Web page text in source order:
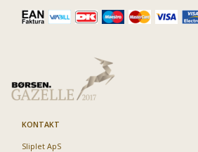
KONTAKT
Sliplet ApS